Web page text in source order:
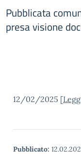
Pubblicata
presa visione
12/02/2025 [
Pubblicato: